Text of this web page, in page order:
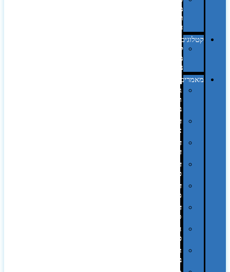
מחשב
וציוד
היקפי
קטלוגים
קטלוג
מוצרי
נייר
מאמרים
גימורים
והשבחות
בדפוס
דפוס
אופסט
דפוס
דיגיטלי
דפוס
טמפון
דפוס
משי
דפוס
סובלימציה
הדפס
פרוצס
חריטה
בלייזר